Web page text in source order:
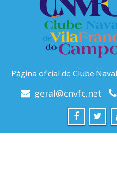
Página oficial do Clube
geral@cnvfc.net